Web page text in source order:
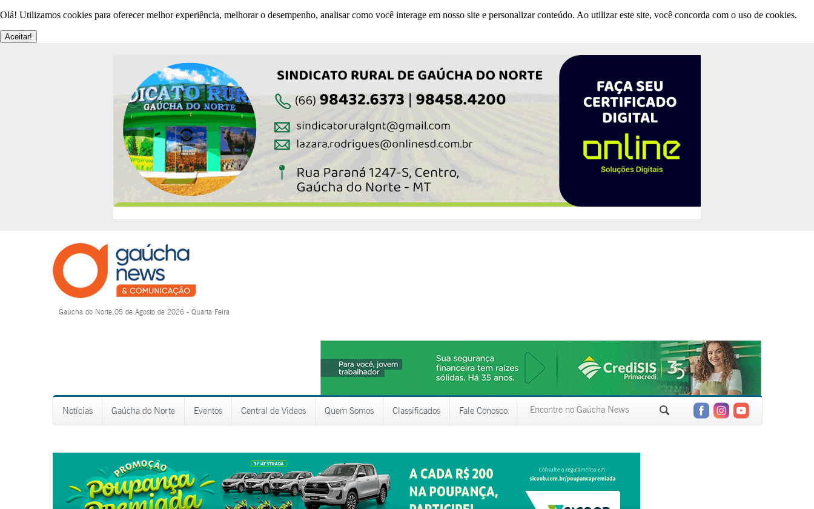
Olá! Utilizamos cookies para oferecer melhor experiência, melhorar o desempenho, analisar como você interage em nosso site e personalizar conteúdo. Ao utilizar este site, você concorda com o uso de cookies.
Aceitar!
Gaúcha do Norte,05 de Agosto de 2026 - Quarta Feira
Notícias Gaúcha do Norte Eventos Central de Videos Quem Somos Classificados Fale Conosco